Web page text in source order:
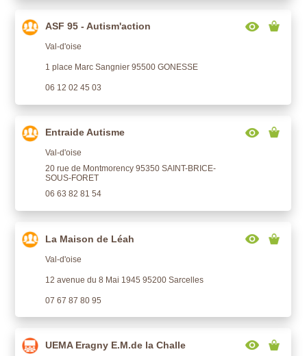
ASF 95 - Autism'action
Val-d'oise
1 place Marc Sangnier 95500 GONESSE
06 12 02 45 03
Entraide Autisme
Val-d'oise
20 rue de Montmorency 95350 SAINT-BRICE-
SOUS-FORET
06 63 82 81 54
La Maison de Léah
Val-d'oise
12 avenue du 8 Mai 1945 95200 Sarcelles
07 67 87 80 95
UEMA Eragny E.M.de la Challe